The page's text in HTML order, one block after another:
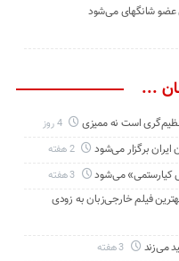
عضو شانگهای می‌شود
...
است نه ممیزی 4 روز
برگزار می‌شود 2 هفته
کیارستمی» می‌شود 3 هفته
فیلم خارجی‌زبان به زودی
می‌زند